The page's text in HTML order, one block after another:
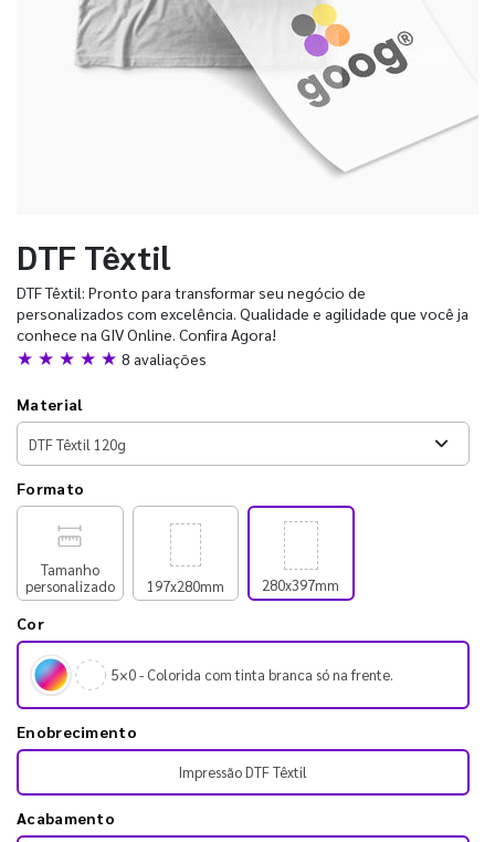
DTF Têxtil
DTF Têxtil: Pronto para transformar seu negócio de
personalizados com excelência. Qualidade e agilidade que você ja
conhece na GIV Online. Confira Agora!
★ ★ ★ ★ ★ 8 avaliações
Material
Formato
Tamanho
personalizado
197x280mm 280x397mm
Cor
5×0 - Colorida com tinta branca só na frente.
Enobrecimento
Impressão DTF Têxtil
Acabamento